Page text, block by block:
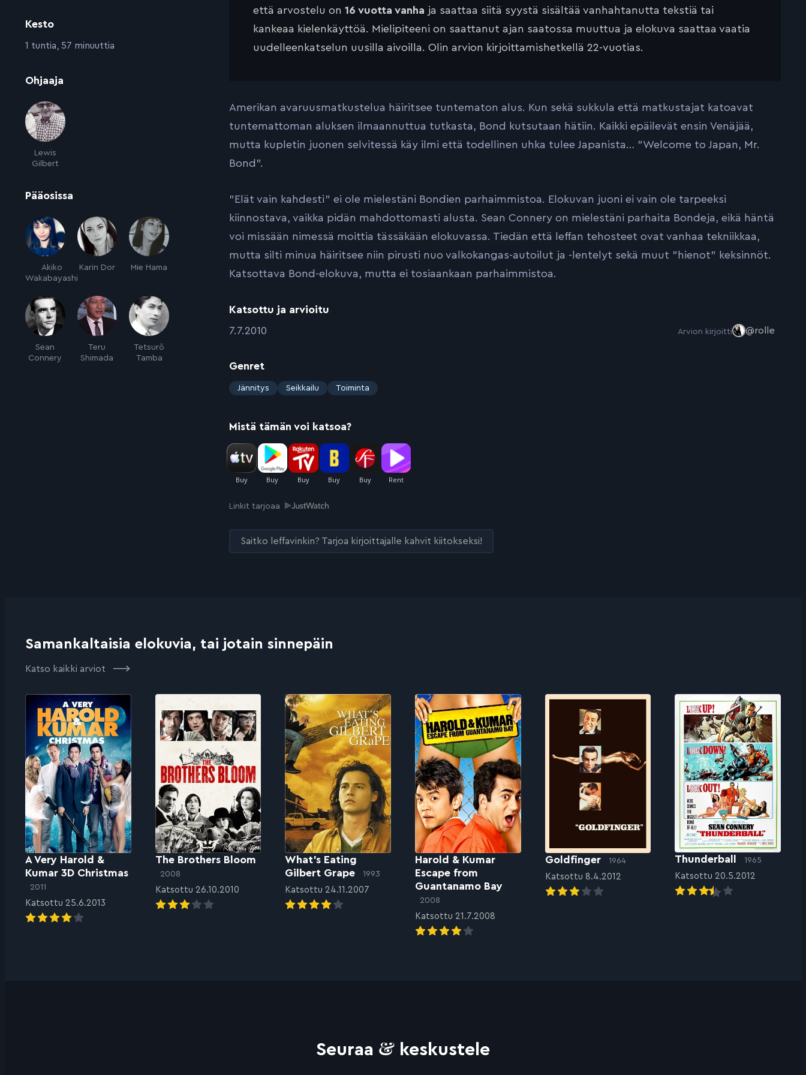
Kesto
:1 tuntia, 57 minuuttia
Ohjaaja
Lewis
Gilbert
Pääosissa
Akiko
Wakabayashi
Karin Dor Mie Hama
Sean
Connery
Teru
Shimada
Tetsurō
Tamba
että arvostelu on 16 vuotta vanha ja saattaa siitä syystä sisältää vanhahtanutta tekstiä tai
kankeaa kielenkäyttöä. Mielipiteeni on saattanut ajan saatossa muuttua ja elokuva saattaa vaatia
uudelleenkatselun uusilla aivoilla. Olin arvion kirjoittamishetkellä 22-vuotias.
Amerikan avaruusmatkustelua häiritsee tuntematon alus. Kun sekä sukkula että matkustajat katoavat
tuntemattoman aluksen ilmaannuttua tutkasta, Bond kutsutaan hätiin. Kaikki epäilevät ensin Venäjää,
mutta kupletin juonen selvitessä käy ilmi että todellinen uhka tulee Japanista… ”Welcome to Japan, Mr.
Bond”.
”Elät vain kahdesti” ei ole mielestäni Bondien parhaimmistoa. Elokuvan juoni ei vain ole tarpeeksi
kiinnostava, vaikka pidän mahdottomasti alusta. Sean Connery on mielestäni parhaita Bondeja, eikä häntä
voi missään nimessä moittia tässäkään elokuvassa. Tiedän että leffan tehosteet ovat vanhaa tekniikkaa,
mutta silti minua häiritsee niin pirusti nuo valkokangas-autoilut ja -lentelyt sekä muut ”hienot” keksinnöt.
Katsottava Bond-elokuva, mutta ei tosiaankaan parhaimmistoa.
Katsottu ja arvioitu
:7.7.2010 Arvion kirjoitti @rolle
Genret
:
Jännitys Seikkailu Toiminta
Mistä tämän voi katsoa?
Linkit tarjoaa
Saitko leffavinkin? Tarjoa kirjoittajalle kahvit kiitokseksi!
Samankaltaisia elokuvia, tai jotain sinnepäin
Katso kaikki arviot
A Very Harold &
Kumar 3D Christmas
2011
Katsottu 25.6.2013
The Brothers Bloom
2008
Katsottu 26.10.2010
What’s Eating
Gilbert Grape
1993
Katsottu 24.11.2007
Harold & Kumar
Escape from
Guantanamo Bay
2008
Katsottu 21.7.2008
Goldfinger 1964
Katsottu 8.4.2012
Thunderball 1965
Katsottu 20.5.2012
Seuraa & keskustele